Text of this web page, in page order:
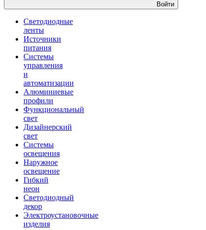
Войти
Светодиодные
ленты
Источники
питания
Системы
управления
и
автоматизации
Алюминиевые
профили
Функциональный
свет
Дизайнерский
свет
Системы
освещения
Наружное
освещение
Гибкий
неон
Светодиодный
декор
Электроустановочные
изделия